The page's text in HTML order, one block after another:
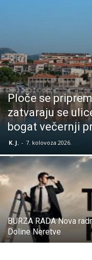
Ploče se
zatvaraju se
bogat večernji
K. J. - 7. kolovoza 2026.
BURZA RADA Nova
Doline Neretve